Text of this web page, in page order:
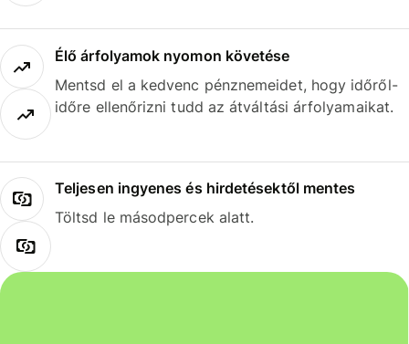
Élő árfolyamok nyomon követése
Mentsd el a kedvenc pénznemeidet, hogy időről-
időre ellenőrizni tudd az átváltási árfolyamaikat.
Teljesen ingyenes és hirdetésektől mentes
Töltsd le másodpercek alatt.